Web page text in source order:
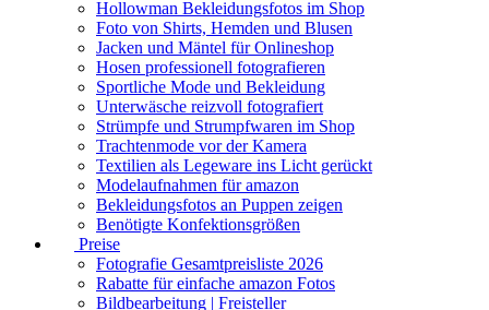
Hollowman Bekleidungsfotos im Shop
Foto von Shirts, Hemden und Blusen
Jacken und Mäntel für Onlineshop
Hosen professionell fotografieren
Sportliche Mode und Bekleidung
Unterwäsche reizvoll fotografiert
Strümpfe und Strumpfwaren im Shop
Trachtenmode vor der Kamera
Textilien als Legeware ins Licht gerückt
Modelaufnahmen für amazon
Bekleidungsfotos an Puppen zeigen
Benötigte Konfektionsgrößen
Preise
Fotografie Gesamtpreisliste 2026
Rabatte für einfache amazon Fotos
Bildbearbeitung | Freisteller